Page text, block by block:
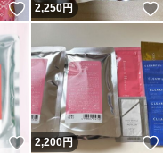
いいね！
2,250円
いいね！
2,200円